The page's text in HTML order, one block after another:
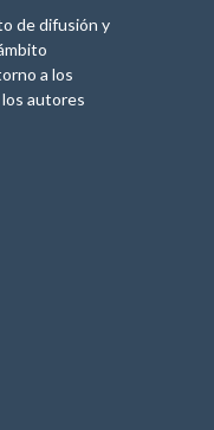
de difusión y
a los
autores